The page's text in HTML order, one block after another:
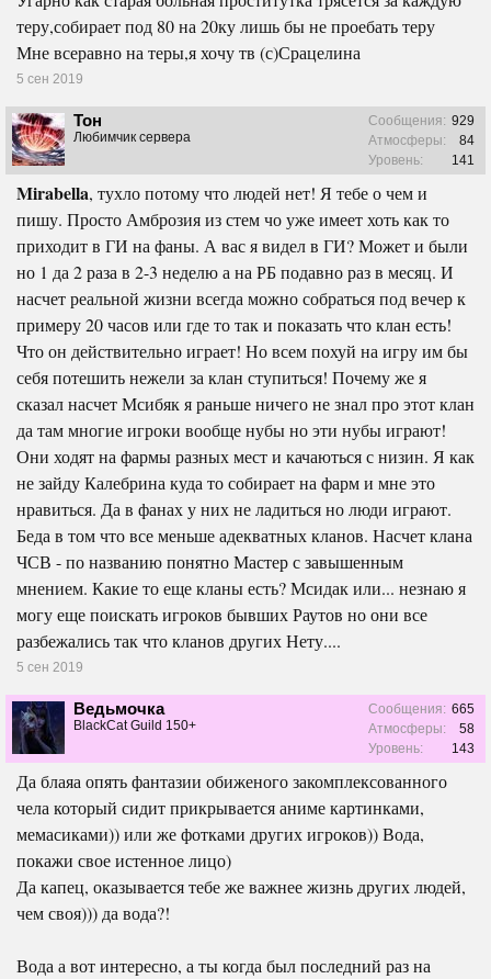
теру,собирает под 80 на 20ку лишь бы не проебать теру
Мне всеравно на теры,я хочу тв (с)Срацелина
5 сен 2019
Тон
Любимчик сервера
Сообщения: 929
Атмосферы:
84
Уровень:
141
Mirabella, тухло потому что людей нет! Я тебе о чем и
пишу. Просто Амброзия из стем чо уже имеет хоть как то
приходит в ГИ на фаны. А вас я видел в ГИ? Может и были
но 1 да 2 раза в 2-3 неделю а на РБ подавно раз в месяц. И
насчет реальной жизни всегда можно собраться под вечер к
примеру 20 часов или где то так и показать что клан есть!
Что он действительно играет! Но всем похуй на игру им бы
себя потешить нежели за клан ступиться! Почему же я
сказал насчет Мсибяк я раньше ничего не знал про этот клан
да там многие игроки вообще нубы но эти нубы играют!
Они ходят на фармы разных мест и качаються с низин. Я как
не зайду Калебрина куда то собирает на фарм и мне это
нравиться. Да в фанах у них не ладиться но люди играют.
Беда в том что все меньше адекватных кланов. Насчет клана
ЧСВ - по названию понятно Мастер с завышенным
мнением. Какие то еще кланы есть? Мсидак или... незнаю я
могу еще поискать игроков бывших Раутов но они все
разбежались так что кланов других Нету....
5 сен 2019
Ведьмочка
BlackCat Guild 150+
Сообщения: 665
Атмосферы:
58
Уровень:
143
Да блаяа опять фантазии обиженого закомплексованного
чела который сидит прикрывается аниме картинками,
мемасиками)) или же фотками других игроков)) Вода,
покажи свое истенное лицо)
Да капец, оказывается тебе же важнее жизнь других людей,
чем своя))) да вода?!
Вода а вот интересно, а ты когда был последний раз на